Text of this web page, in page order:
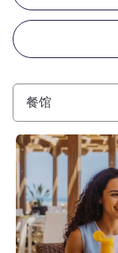
餐馆
请参阅详情